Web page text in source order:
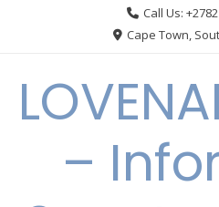
Call Us:
Cape Town,
–